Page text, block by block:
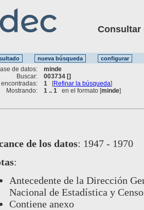
Consultar
de datos:
minde
Buscar:
003734 []
1 [Refinar la búsqueda]
Mostrando:
1 .. 1 en el formato [minde]
de los datos: 1947 - 1970
:
Antecedente de la Dirección
Nacional de Estadística y
Contiene anexo